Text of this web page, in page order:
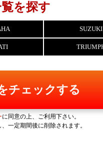
を探す
SUZUKI
チェックする
に同意の上、ご利用下さい。
一定期間後に削除されます。